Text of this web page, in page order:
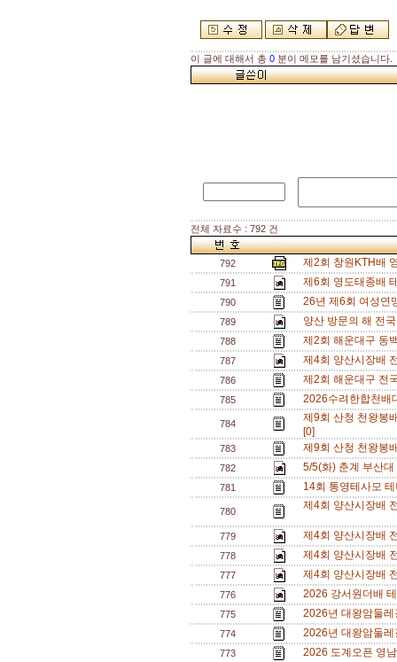
이 글에 대해서 총 0 분이 메모를 남기셨습니다.
전체 자료수 : 792 건
792 제2회 창원KTH배
791 제6회 영도태종배
790 26년 제6회 여성연
789 양산 방문의 해 전
788 제2회 해운대구 동
787 제4회 양산시장배
786 제2회 해운대구 전
785 2026수려한합천
784
제9회 산청 천왕봉
[0]
783 제9회 산청 천왕봉
782 5/5(화) 춘계 부산
781 14회 통영테사모
780 제4회 양산시장배
779 제4회 양산시장배
778 제4회 양산시장배
777 제4회 양산시장배
776 2026 강서원더배
775 2026년 대왕암둘
774 2026년 대왕암둘
773 2026 도계오픈 영